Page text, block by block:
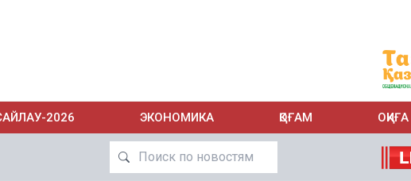
2026 ЭКОНОМИКА ҚОҒАМ ОҚИҒА